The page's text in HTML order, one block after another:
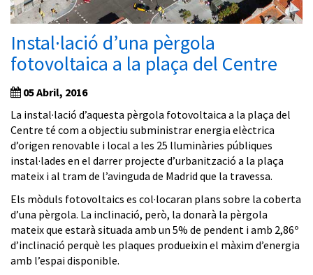
Instal·lació d’una pèrgola
fotovoltaica a la plaça del Centre
05 Abril, 2016
La instal·lació d’aquesta pèrgola fotovoltaica a la plaça del
Centre té com a objectiu subministrar energia elèctrica
d’origen renovable i local a les 25 lluminàries públiques
instal·lades en el darrer projecte d’urbanització a la plaça
mateix i al tram de l’avinguda de Madrid que la travessa.
Els mòduls fotovoltaics es col·locaran plans sobre la coberta
d’una pèrgola. La inclinació, però, la donarà la pèrgola
mateix que estarà situada amb un 5% de pendent i amb 2,86º
d’inclinació perquè les plaques produeixin el màxim d’energia
amb l’espai disponible.